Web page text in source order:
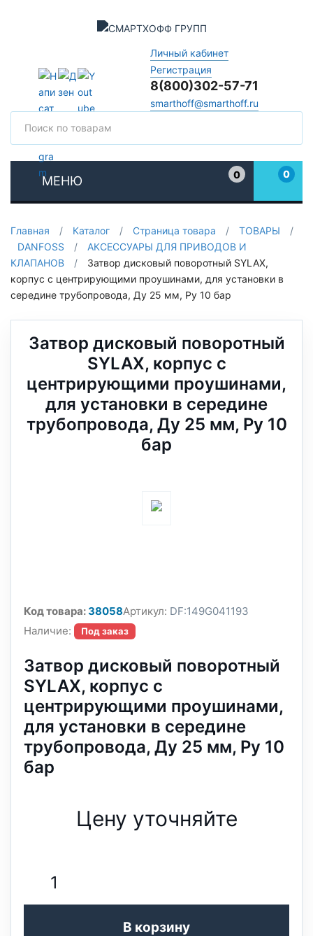
Личный кабинет
Регистрация
8(800)302-57-71
smarthoff@smarthoff.ru
МЕНЮ
0
0
Главная / Каталог / Страница товара / ТОВАРЫ
/
DANFOSS
/
АКСЕССУАРЫ ДЛЯ ПРИВОДОВ И
КЛАПАНОВ
/
Затвор дисковый поворотный SYLAX,
корпус с центрирующими проушинами, для установки в
середине трубопровода, Ду 25 мм, Ру 10 бар
Затвор дисковый поворотный
SYLAX, корпус с
центрирующими проушинами,
для установки в середине
трубопровода, Ду 25 мм, Ру 10
бар
Код товара:38058Артикул: DF:149G041193
Наличие:
Под заказ
Затвор дисковый поворотный
SYLAX, корпус с
центрирующими проушинами,
для установки в середине
трубопровода, Ду 25 мм, Ру 10
бар
Цену уточняйте
В корзину